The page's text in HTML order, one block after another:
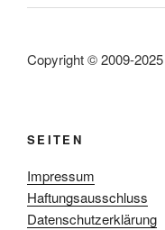
Copyright © 2009-
SEITEN
Impressum
Haftungsausschluss
Datenschutzerklärung